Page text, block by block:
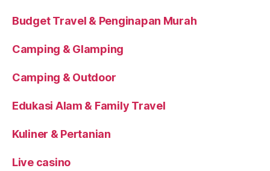
Budget Travel & Penginapan Murah
Camping & Glamping
Camping & Outdoor
Edukasi Alam & Family Travel
Kuliner & Pertanian
Live casino